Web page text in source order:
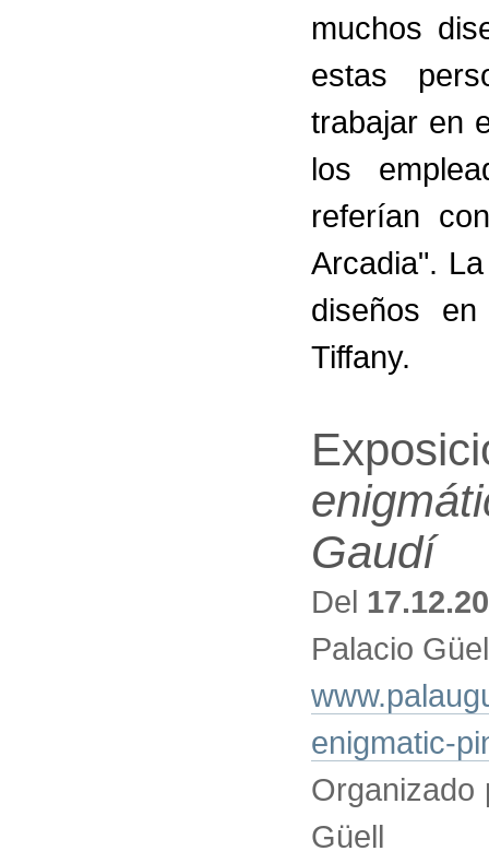
muchos
estas
trabajar en
los
referían
Arcadia".
diseños
Tiffany.
Gaudí
Del
Palacio
enigmatic-
Organizado
Güell